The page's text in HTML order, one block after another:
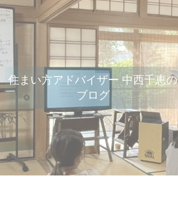
住まい方アドバイザー 中西千恵の
ブログ